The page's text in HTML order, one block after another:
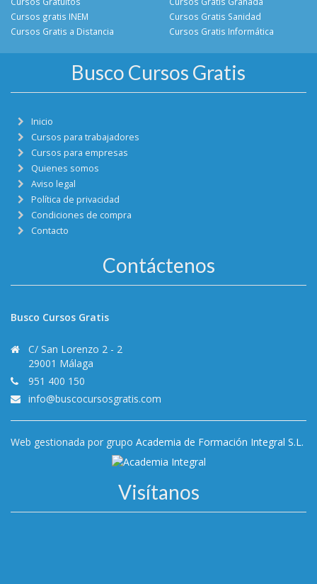
Cursos gratis INEM
Cursos Gratis a Distancia
Cursos Gratis Sanidad
Cursos Gratis Informática
Busco Cursos Gratis
Inicio
Cursos para trabajadores
Cursos para empresas
Quienes somos
Aviso legal
Política de privacidad
Condiciones de compra
Contacto
Contáctenos
Busco Cursos Gratis
C/ San Lorenzo 2 - 2
29001 Málaga
951 400 150
info@buscocursosgratis.com
Web gestionada por grupo Academia de Formación Integral S.L.
Visítanos